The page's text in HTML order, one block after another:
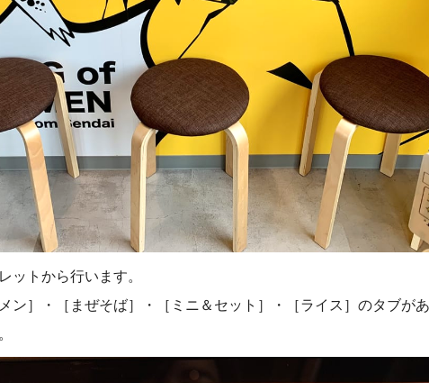
ットから行います。
ン］・［まぜそば］・［ミニ＆セット］・［ライス］のタブが